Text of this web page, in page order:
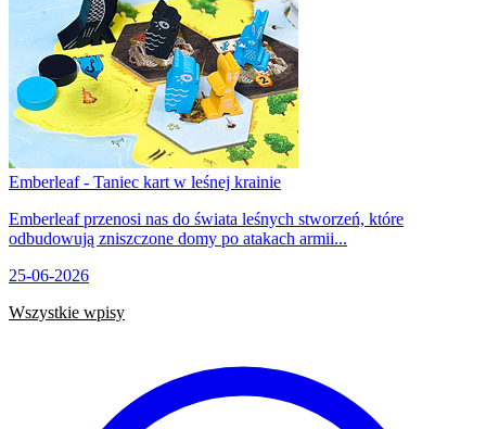
Emberleaf - Taniec kart w leśnej krainie
Emberleaf przenosi nas do świata leśnych stworzeń, które
odbudowują zniszczone domy po atakach armii...
25-06-2026
Wszystkie wpisy